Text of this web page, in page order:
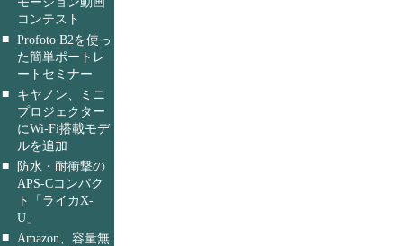
コンテスト
■ Profoto B2を使っ
た簡単ポートレ
ートセミナー
■
キヤノン、ミニ
プロジェクター
にWi-Fi搭載モデ
ルを追加
■
防水・耐衝撃の
APS-Cコンパク
ト「ライカX-
U」
■
Amazon、容量無